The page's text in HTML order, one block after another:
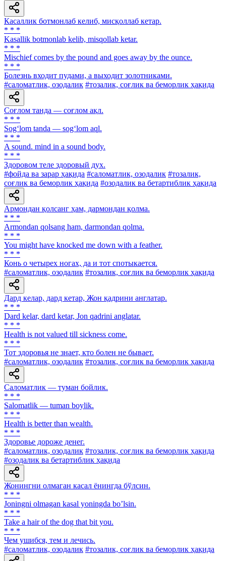
Касаллик ботмонлаб келиб, мисқоллаб кетар.
* * *
Kasallik botmonlab kelib, misqollab ketar.
* * *
Mischief comes by the pound and goes away by the ounce.
* * *
Болезнь входит пудами, а выходит золотниками.
#саломатлик, озодалик #тозалик, соғлик ва беморлик ҳақида
Соғлом танда — соғлом ақл.
* * *
Sog‘lom tanda — sog‘lom aql.
* * *
A sound. mind in a sound body.
* * *
Здоровом теле здоровый дух.
#фойда ва зарар ҳақида #саломатлик, озодалик #тозалик,
соғлик ва беморлик ҳақида #озодалик ва бетартиблик ҳақида
Армондан қолсанг ҳам, дармондан қолма.
* * *
Armondan qolsang ham, darmondan qolma.
* * *
You might have knocked me down with a feather.
* * *
Конь о четырех ногах, да и тот спотыкается.
#саломатлик, озодалик #тозалик, соғлик ва беморлик ҳақида
Дард келар, дард кетар, Жон қадрини англатар.
* * *
Dard kelar, dard ketar, Jon qadrini anglatar.
* * *
Health is not valued till sickness come.
* * *
Тот здоровья не знает, кто болен не бывает.
#саломатлик, озодалик #тозалик, соғлик ва беморлик ҳақида
Саломатлик — туман бойлик.
* * *
Salomatlik — tuman boylik.
* * *
Health is better than wealth.
* * *
Здоровье дороже денег.
#саломатлик, озодалик #тозалик, соғлик ва беморлик ҳақида
#озодалик ва бетартиблик ҳақида
Жонингни олмаган касал ёнингда бўлсин.
* * *
Joningni olmagan kasal yoningda bo’lsin.
* * *
Take a hair of the dog that bit you.
* * *
Чем ушибся, тем и лечись.
#саломатлик, озодалик #тозалик, соғлик ва беморлик ҳақида